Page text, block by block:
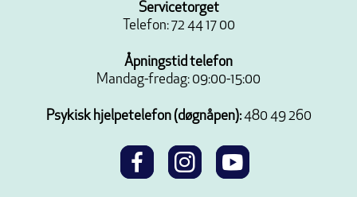
Servicetorget
Telefon: 72 44 17 00
Åpningstid telefon
Mandag-fredag: 09:00-15:00
Psykisk hjelpetelefon (døgnåpen):480 49 260